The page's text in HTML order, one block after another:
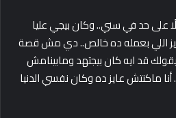
على حد في سني.. وكان بيجي عليا
اللي بعمله ده خالص.. دي مش قصة
قد ايه كان بيجتهد ومابينامش
ماكنتش عايز ده وكان نفسي الدنيا